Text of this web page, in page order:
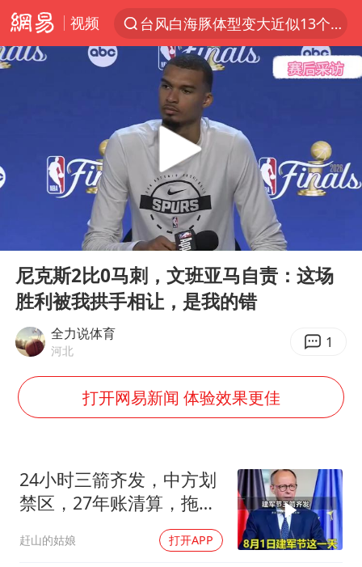
视频
台风白海豚体型变大近似13个浙江面积
夜幕落下 运动上场
泰交通部副部长回应中国人遭歧视手势
改名后的“青海拉面”店
段绚竞因公牺牲 年仅44岁
1岁宝宝碰坏纸巾盒 宝妈被索赔924元
男子结婚8年3个女儿均非亲生
“空调24小时开着更省电”不实
“不建议大家买深色蛋糕”
台风白海豚逼近 暴雨大暴雨来袭
公司“上四休三”但要降薪1000元
47岁妈妈突然产女 26岁女儿：很震惊
97岁英国奶奶飞上天再破吉尼斯纪录
“中国蔬菜之乡”最高温达41.8℃
Play
尼克斯2比0马刺，文班亚马自责：这场
胜利被我拱手相让，是我的错
全力说体育
河北 1
打开网易新闻 体验效果更佳
24小时三箭齐发，中方划
禁区，27年账清算，拖船
赶山的姑娘 打开APP